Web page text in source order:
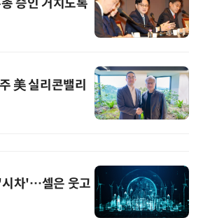
승인 거치도록
美 실리콘밸리
시차'…셀은 웃고